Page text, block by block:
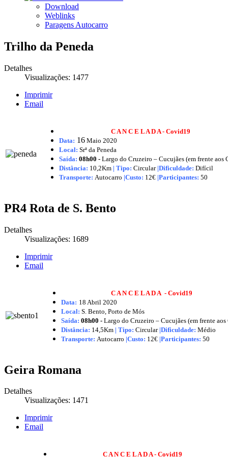
Download
Weblinks
Paragens Autocarro
Trilho da Peneda
Detalhes
Visualizações: 1477
Imprimir
Email
C A N C E L A D A - Covid19
Data: 16 Maio 2020
Local: Srª da Peneda
Saída: 08h00 - Largo do Cruzeiro – Cucujães (em frente aos
Distância: 10,2Km | Tipo: Circular |Dificuldade: Difícil
Transporte: Autocarro |Custo: 12€ |Participantes: 50
PR4 Rota de S. Bento
Detalhes
Visualizações: 1689
Imprimir
Email
C A N C E L A D A - Covid19
Data: 18 Abril 2020
Local: S. Bento, Porto de Mós
Saída: 08h00 - Largo do Cruzeiro – Cucujães (em frente aos
Distância: 14,5Km | Tipo: Circular |Dificuldade: Médio
Transporte: Autocarro |Custo: 12€ |Participantes: 50
Geira Romana
Detalhes
Visualizações: 1471
Imprimir
Email
C A N C E L A D A - Covid19